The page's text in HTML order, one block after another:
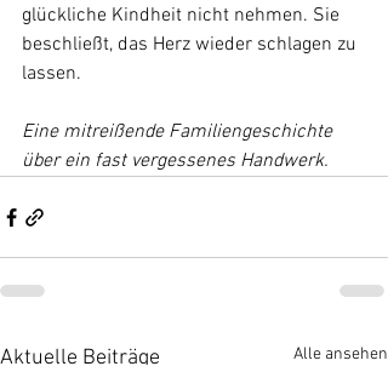
glückliche Kindheit nicht nehmen. Sie
beschließt, das Herz wieder schlagen zu
lassen.
Eine mitreißende Familiengeschichte
über ein fast vergessenes Handwerk.
Aktuelle Beiträge Alle ansehen